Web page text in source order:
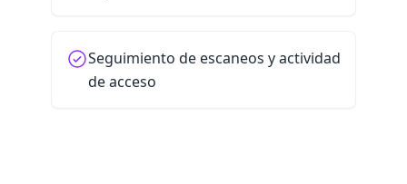
Seguimiento de escaneos y actividad
de acceso